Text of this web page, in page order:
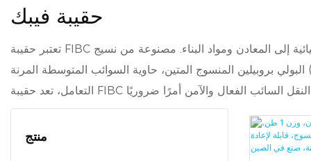
حقيبة فيبك
تعتبر حقيبة FIBC عبارة عن حل تغليف صناعي متعدد الاستخدامات مصمم لنقل وتخزين مجموعة متنوعة من المواد بكفاءة، من الحبوب والمواد الكيميائية إلى المعادن ومواد البناء. مصنوعة من نسيج
البولي بروبيلين المنسوج المتين، حاوية السوائب المتوسطة المرنة (FIBC) متوفرة في مجموعة من الأحجام والأنماط لاستيعاب الأحمال المختلفة ومتطلبات المناولة. بفضل سعة التحميل العالية وسهولة
منتج